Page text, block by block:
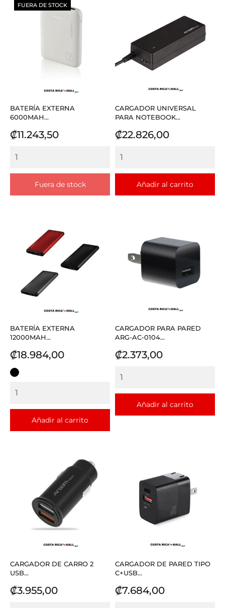
BATERÍA EXTERNA
6000MAH...
Precio
₡11.243,50
Fuera de stock
FUERA DE STOCK
CARGADOR UNIVERSAL
PARA NOTEBOOK...
Precio
₡22.826,00
Añadir al carrito
BATERÍA EXTERNA
12000MAH...
Precio
₡18.984,00
NEGRO
Añadir al carrito
CARGADOR PARA PARED
ARG-AC-0104...
Precio
₡2.373,00
Añadir al carrito
CARGADOR DE CARRO 2
USB...
Precio
₡3.955,00
CARGADOR DE PARED TIPO
C+USB...
Precio
₡7.684,00